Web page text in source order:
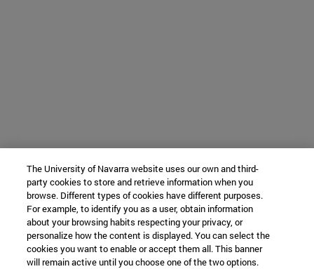
The University of Navarra website uses our own and third-
party cookies to store and retrieve information when you
browse. Different types of cookies have different purposes.
For example, to identify you as a user, obtain information
about your browsing habits respecting your privacy, or
personalize how the content is displayed. You can select the
cookies you want to enable or accept them all. This banner
will remain active until you choose one of the two options.